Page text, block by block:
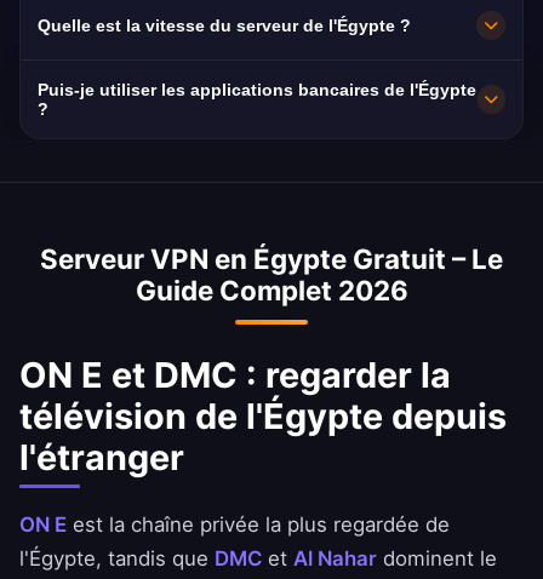
de non-conservation des journaux : votre
Quelle est la vitesse du serveur de l'Égypte ?
Très élevée, avec une capacité de 10 Gbit/s. Le
débit moyen de l'Égypte est de 75 Mbps, idéal
Puis-je utiliser les applications bancaires de l'Égypte
?
CIB sont accessibles avec une IP de l'Égypte.
Serveur VPN en Égypte Gratuit – Le
Guide Complet 2026
ON E et DMC : regarder la
télévision de l'Égypte depuis
l'étranger
ON E est la chaîne privée la plus regardée de
l'Égypte, tandis que DMC et Al Nahar dominent le